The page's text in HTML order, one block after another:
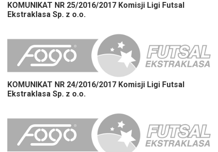
KOMUNIKAT NR 25/2016/2017 Komisji Ligi Futsal
Ekstraklasa Sp. z o.o.
KOMUNIKAT NR 24/2016/2017 Komisji Ligi Futsal
Ekstraklasa Sp. z o.o.